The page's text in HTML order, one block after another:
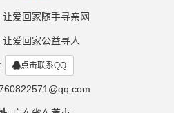
让爱回家随手寻亲网
让爱回家公益寻人
: 点击联系QQ